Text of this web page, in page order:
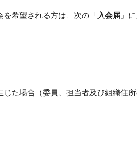
希望される方は、次の「 入会届 」
た場合（委員、担当者及び組織住所